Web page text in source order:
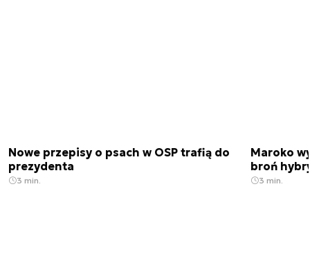
Nowe przepisy o psach w OSP trafią do
prezydenta
3 min.
Maroko
broń
3 min.